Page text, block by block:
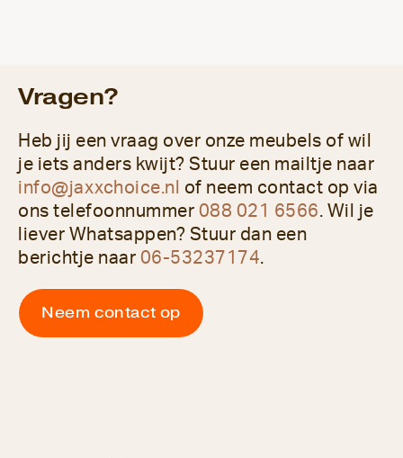
Vragen?
Heb jij een vraag over onze meubels of wil
je iets anders kwijt? Stuur een mailtje naar
info@jaxxchoice.nl
of neem contact op via
ons telefoonnummer 088 021 6566. Wil je
liever Whatsappen? Stuur dan een
berichtje naar 06-53237174.
Neem contact op